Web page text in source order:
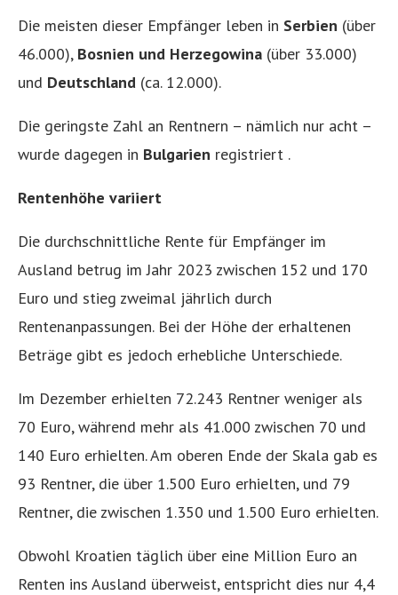
Die meisten dieser Empfänger leben in Serbien (über
46.000), Bosnien und Herzegowina (über 33.000)
und Deutschland (ca. 12.000).
Die geringste Zahl an Rentnern – nämlich nur acht –
wurde dagegen in Bulgarien registriert .
Rentenhöhe variiert
Die durchschnittliche Rente für Empfänger im
Ausland betrug im Jahr 2023 zwischen 152 und 170
Euro und stieg zweimal jährlich durch
Rentenanpassungen. Bei der Höhe der erhaltenen
Beträge gibt es jedoch erhebliche Unterschiede.
Im Dezember erhielten 72.243 Rentner weniger als
70 Euro, während mehr als 41.000 zwischen 70 und
140 Euro erhielten. Am oberen Ende der Skala gab es
93 Rentner, die über 1.500 Euro erhielten, und 79
Rentner, die zwischen 1.350 und 1.500 Euro erhielten.
Obwohl Kroatien täglich über eine Million Euro an
Renten ins Ausland überweist, entspricht dies nur 4,4